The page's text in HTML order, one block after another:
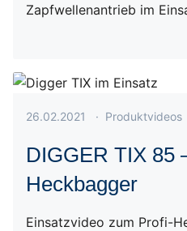
Zapfwellenantrieb im
Veröffentlicht am 26.02.2021
26.02.2021 · Produktvideos
DIGGER TIX 85
Heckbagger
Einsatzvideo zum Profi-